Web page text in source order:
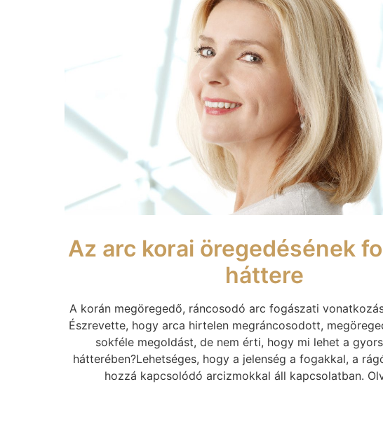
Az arc korai öregedésének
háttere
A korán megöregedő, ráncosodó arc fogászati
Észrevette, hogy arca hirtelen megráncosodott,
sokféle megoldást, de nem érti, hogy mi lehet a
hátterében?Lehetséges, hogy a jelenség a fogakkal, a
hozzá kapcsolódó arcizmokkal áll kapcsolatban.